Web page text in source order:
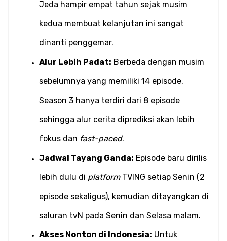
Jeda hampir empat tahun sejak musim
kedua membuat kelanjutan ini sangat
dinanti penggemar.
Alur Lebih Padat: Berbeda dengan musim
sebelumnya yang memiliki 14 episode,
Season 3 hanya terdiri dari 8 episode
sehingga alur cerita diprediksi akan lebih
fokus dan fast-paced.
Jadwal Tayang Ganda: Episode baru dirilis
lebih dulu di platform TVING setiap Senin (2
episode sekaligus), kemudian ditayangkan di
saluran tvN pada Senin dan Selasa malam.
Akses Nonton di Indonesia: Untuk